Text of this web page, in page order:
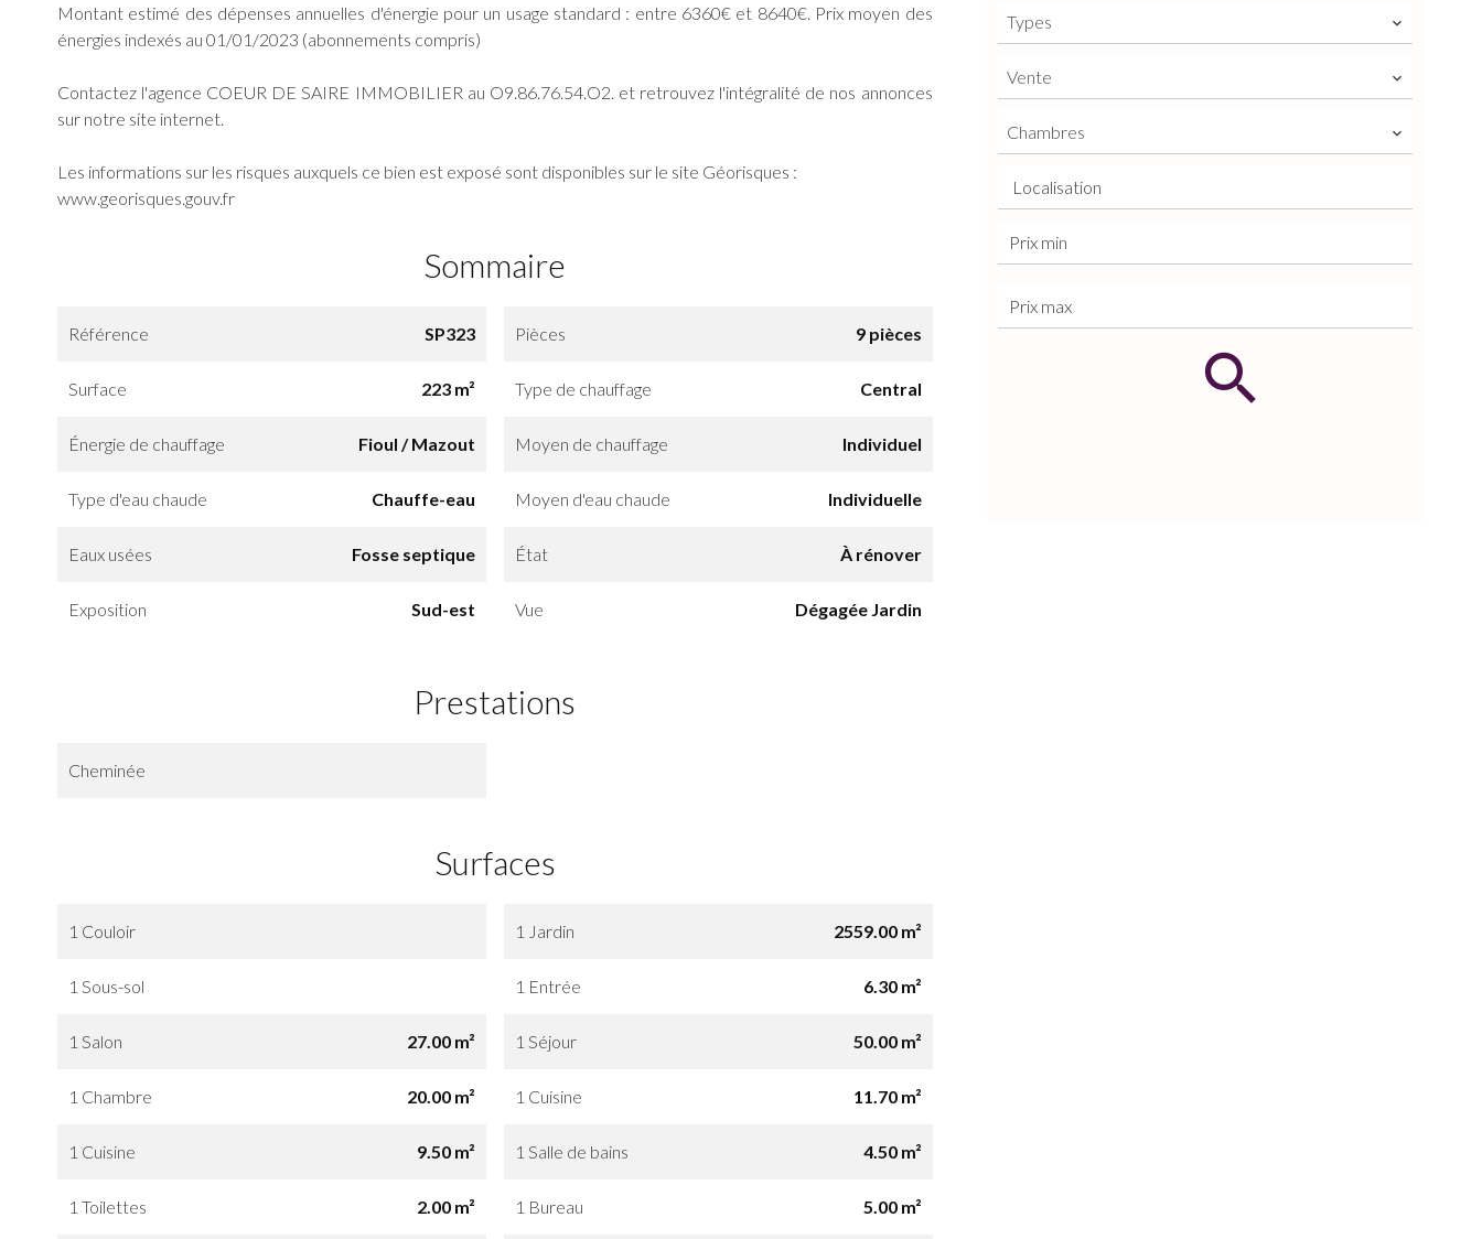
Montant estimé des dépenses annuelles d'énergie pour un usage standard : entre 6360€ et 8640€. Prix moyen des
énergies indexés au 01/01/2023 (abonnements compris)
Contactez l'agence COEUR DE SAIRE IMMOBILIER au O9.86.76.54.O2. et retrouvez l'intégralité de nos annonces
sur notre site internet.
Les informations sur les risques auxquels ce bien est exposé sont disponibles sur le site Géorisques :
www.georisques.gouv.fr
Sommaire
Référence SP323 Pièces 9 pièces
Surface 223 m² Type de chauffage Central
Énergie de chauffage Fioul / Mazout Moyen de chauffage Individuel
Type d'eau chaude Chauffe-eau Moyen d'eau chaude Individuelle
Eaux usées Fosse septique État À rénover
Exposition Sud-est Vue Dégagée Jardin
Prestations
Cheminée
Surfaces
1 Couloir 1 Jardin 2559.00 m²
1 Sous-sol 1 Entrée 6.30 m²
1 Salon 27.00 m² 1 Séjour 50.00 m²
1 Chambre 20.00 m² 1 Cuisine 11.70 m²
1 Cuisine 9.50 m² 1 Salle de bains 4.50 m²
1 Toilettes 2.00 m² 1 Bureau 5.00 m²
Types
Vente
Chambres
Localisation